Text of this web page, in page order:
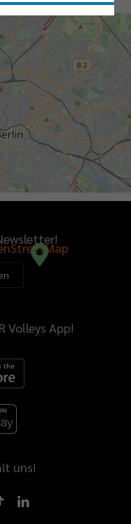
Volleys App!
uns!
akzeptieren